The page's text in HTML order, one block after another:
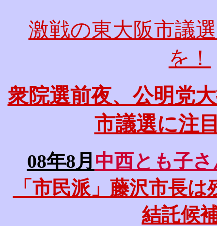
激戦の東大阪市議
を！
衆院選前夜、公明党
市議選に注
08年8月 中西とも子
「市民派」藤沢市長
結託候